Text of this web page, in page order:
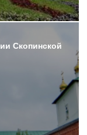
Скопинской